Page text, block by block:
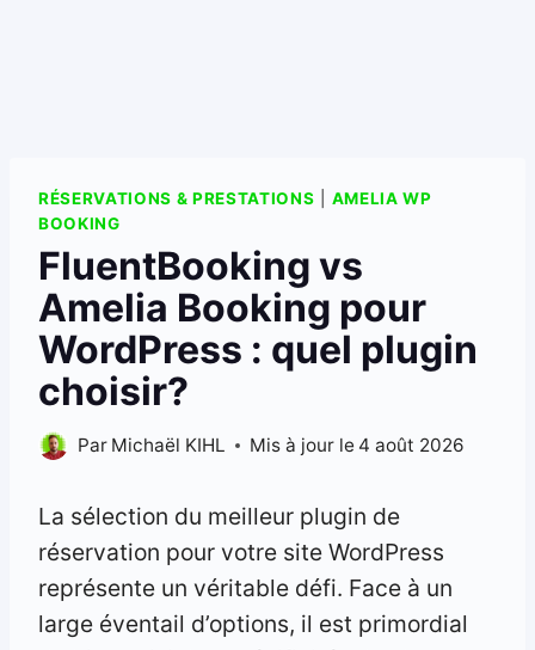
RÉSERVATIONS & PRESTATIONS
AMELIA WP
BOOKING
FluentBooking vs
Amelia Booking pour
WordPress : quel plugin
choisir?
Par Michaël KIHL Mis à jour le 4 août 2026
La sélection du meilleur plugin de
réservation pour votre site WordPress
représente un véritable défi. Face à un
large éventail d’options, il est primordial